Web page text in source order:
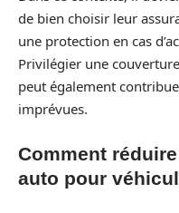
de bien choisir leur
une protection en cas
Privilégier une
peut également
imprévues.
Comment
auto pour